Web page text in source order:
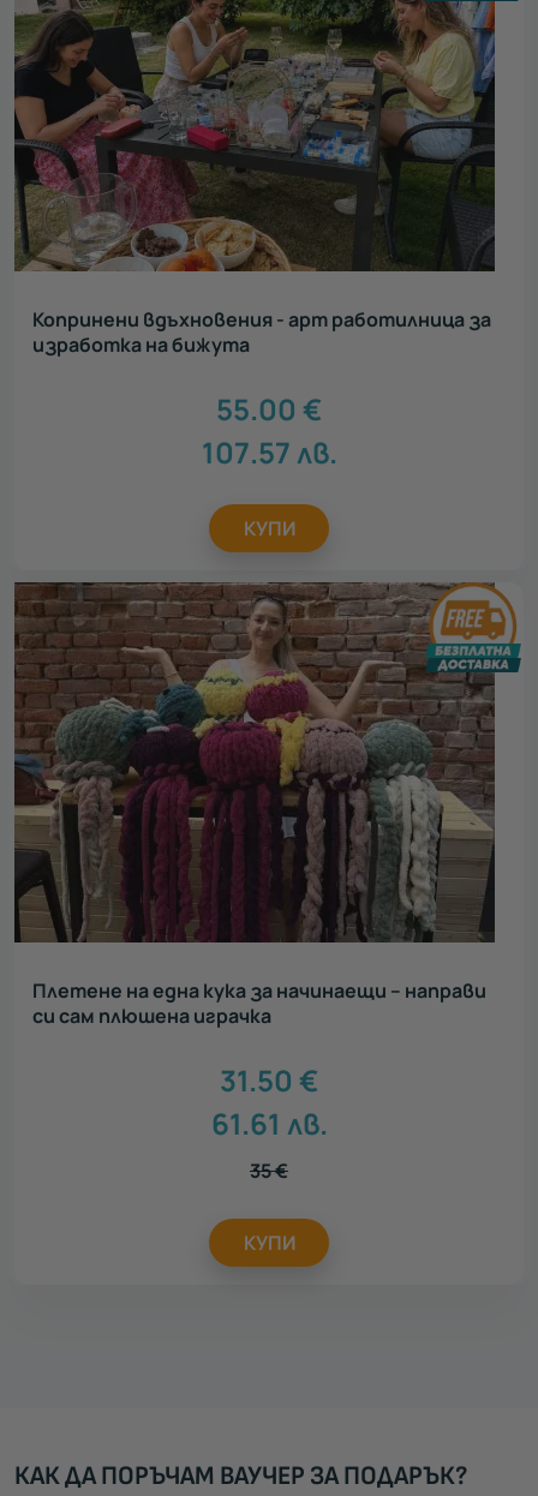
Копринени вдъхновения - арт работилница за
изработка на бижута
55.00 €
107.57лв.
КУПИ
Плетене на една кука за начинаещи – направи
си сам плюшена играчка
31.50 €
61.61 лв.
35€
КУПИ
КАК ДА ПОРЪЧАМ ВАУЧЕР ЗА ПОДАРЪК?